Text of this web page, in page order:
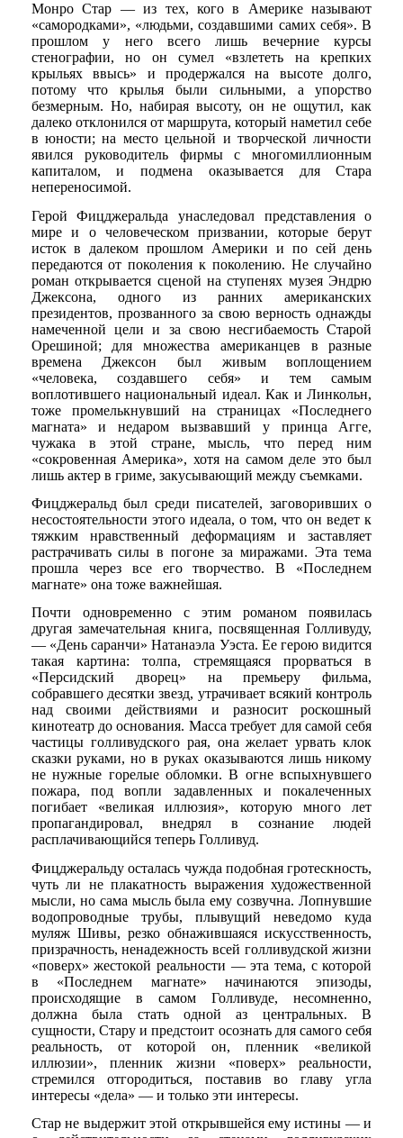
Монро Стар — из тех, кого в Америке называют
«самородками», «людьми, создавшими самих себя». В
прошлом у него всего лишь вечерние курсы
стенографии, но он сумел «взлететь на крепких
крыльях ввысь» и продержался на высоте долго,
потому что крылья были сильными, а упорство
безмерным. Но, набирая высоту, он не ощутил, как
далеко отклонился от маршрута, который наметил себе
в юности; на место цельной и творческой личности
явился руководитель фирмы с многомиллионным
капиталом, и подмена оказывается для Стара
непереносимой.
Герой Фицджеральда унаследовал представления о
мире и о человеческом призвании, которые берут
исток в далеком прошлом Америки и по сей день
передаются от поколения к поколению. Не случайно
роман открывается сценой на ступенях музея Эндрю
Джексона, одного из ранних американских
президентов, прозванного за свою верность однажды
намеченной цели и за свою несгибаемость Старой
Орешиной; для множества американцев в разные
времена Джексон был живым воплощением
«человека, создавшего себя» и тем самым
воплотившего национальный идеал. Как и Линкольн,
тоже промелькнувший на страницах «Последнего
магната» и недаром вызвавший у принца Агге,
чужака в этой стране, мысль, что перед ним
«сокровенная Америка», хотя на самом деле это был
лишь актер в гриме, закусывающий между съемками.
Фицджеральд был среди писателей, заговоривших о
несостоятельности этого идеала, о том, что он ведет к
тяжким нравственный деформациям и заставляет
растрачивать силы в погоне за миражами. Эта тема
прошла через все его творчество. В «Последнем
магнате» она тоже важнейшая.
Почти одновременно с этим романом появилась
другая замечательная книга, посвященная Голливуду,
— «День саранчи» Натанаэла Уэста. Ее герою видится
такая картина: толпа, стремящаяся прорваться в
«Персидский дворец» на премьеру фильма,
собравшего десятки звезд, утрачивает всякий контроль
над своими действиями и разносит роскошный
кинотеатр до основания. Масса требует для самой себя
частицы голливудского рая, она желает урвать клок
сказки руками, но в руках оказываются лишь никому
не нужные горелые обломки. В огне вспыхнувшего
пожара, под вопли задавленных и покалеченных
погибает «великая иллюзия», которую много лет
пропагандировал, внедрял в сознание людей
расплачивающийся теперь Голливуд.
Фицджеральду осталась чужда подобная гротескность,
чуть ли не плакатность выражения художественной
мысли, но сама мысль была ему созвучна. Лопнувшие
водопроводные трубы, плывущий неведомо куда
муляж Шивы, резко обнажившаяся искусственность,
призрачность, ненадежность всей голливудской жизни
«поверх» жестокой реальности — эта тема, с которой
в «Последнем магнате» начинаются эпизоды,
происходящие в самом Голливуде, несомненно,
должна была стать одной аз центральных. В
сущности, Стару и предстоит осознать для самого себя
реальность, от которой он, пленник «великой
иллюзии», пленник жизни «поверх» реальности,
стремился отгородиться, поставив во главу угла
интересы «дела» — и только эти интересы.
Стар не выдержит этой открывшейся ему истины — и